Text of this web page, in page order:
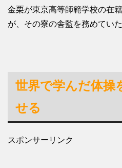
金栗が東京高等師範学校の在
が、その寮の舎監を務めてい
世界で学んだ体操
せる
スポンサーリンク